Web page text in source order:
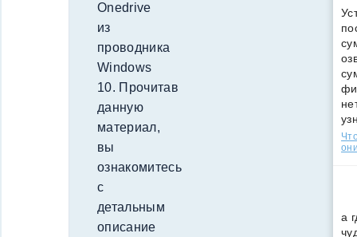
Onedrive
из
проводника
Windows
10. Прочитав
данную
материал,
вы
ознакомитесь
с
детальным
описание
а